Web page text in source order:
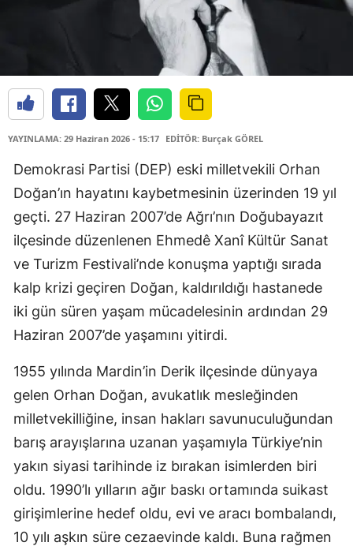
YAYINLAMA: 29 Haziran 2026 - 15:17 EDİTÖR: Burçak GÖREL
Demokrasi Partisi (DEP) eski milletvekili Orhan
Doğan’ın hayatını kaybetmesinin üzerinden 19 yıl
geçti. 27 Haziran 2007’de Ağrı’nın Doğubayazıt
ilçesinde düzenlenen Ehmedê Xanî Kültür Sanat
ve Turizm Festivali’nde konuşma yaptığı sırada
kalp krizi geçiren Doğan, kaldırıldığı hastanede
iki gün süren yaşam mücadelesinin ardından 29
Haziran 2007’de yaşamını yitirdi.
1955 yılında Mardin’in Derik ilçesinde dünyaya
gelen Orhan Doğan, avukatlık mesleğinden
milletvekilliğine, insan hakları savunuculuğundan
barış arayışlarına uzanan yaşamıyla Türkiye’nin
yakın siyasi tarihinde iz bırakan isimlerden biri
oldu. 1990’lı yılların ağır baskı ortamında suikast
girişimlerine hedef oldu, evi ve aracı bombalandı,
10 yılı aşkın süre cezaevinde kaldı. Buna rağmen